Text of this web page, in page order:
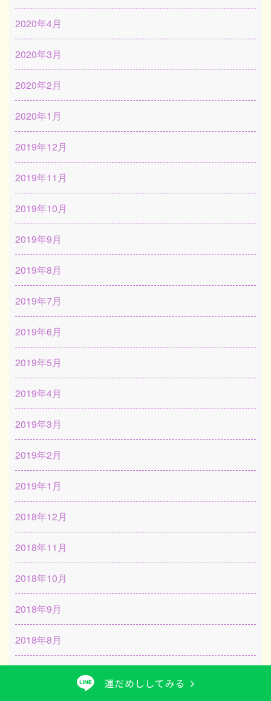
2020年4月
2020年3月
2020年2月
2020年1月
2019年12月
2019年11月
2019年10月
2019年9月
2019年8月
2019年7月
2019年6月
2019年5月
2019年4月
2019年3月
2019年2月
2019年1月
2018年12月
2018年11月
2018年10月
2018年9月
2018年8月